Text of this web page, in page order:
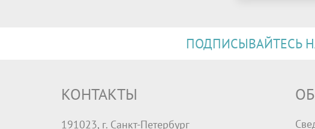
ПОДПИСЫВАЙТЕСЬ
КОНТАКТЫ
191023, г. Санкт-Петербург